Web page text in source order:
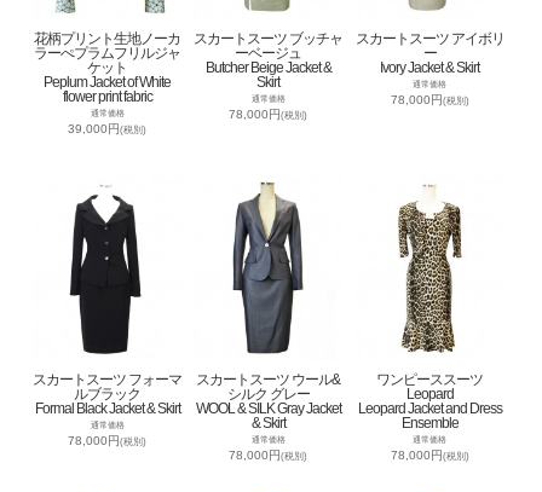
花柄プリント生地ノーカ
ラーぺプラムフリルジャ
ケット
Peplum Jacket of White
flower print fabric
通常価格
39,000円(税別)
スカートスーツ ブッチャ
ーベージュ
Butcher Beige Jacket &
Skirt
通常価格
78,000円(税別)
スカートスーツ アイボリ
ー
Ivory Jacket & Skirt
通常価格
78,000円(税別)
スカートスーツ フォーマ
ルブラック
Formal Black Jacket & Skirt
通常価格
78,000円(税別)
スカートスーツ ウール&
シルク グレー
WOOL & SILK Gray Jacket
& Skirt
通常価格
78,000円(税別)
ワンピーススーツ
Leopard
Leopard Jacket and Dress
Ensemble
通常価格
78,000円(税別)